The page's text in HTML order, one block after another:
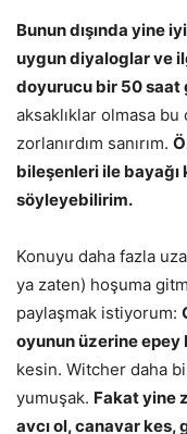
Bunun dışında yine
uygun diyaloglar ve
doyurucu bir 50
aksaklıklar olmasa
zorlanırdım sanırım.
bileşenleri ile
söyleyebilirim.
Konuyu daha fazla
ya zaten) hoşuma
paylaşmak istiyorum:
oyunun üzerine epey
kesin. Witcher daha
yumuşak. Fakat yine
avcı ol, canavar kes,